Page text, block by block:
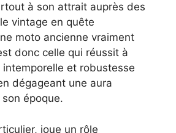
à son attrait auprès des
vintage en quête
moto ancienne vraiment
donc celle qui réussit à
et robustesse
dégageant une aura
époque.
joue un rôle